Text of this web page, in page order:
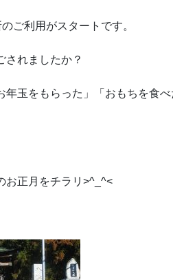
ご利用がスタートです。
されましたか？
年玉をもらった」「おもちを食
お正月をチラリ>^_^<